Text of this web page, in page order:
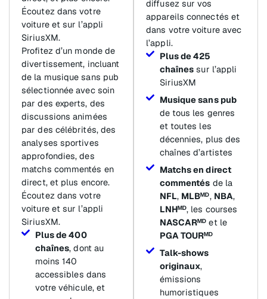
Écoutez dans votre
voiture et sur l’appli
SiriusXM.
Profitez d’un monde de
divertissement, incluant
de la musique sans pub
sélectionnée avec soin
par des experts, des
discussions animées
par des célébrités, des
analyses sportives
approfondies, des
matchs commentés en
direct, et plus encore.
Écoutez dans votre
voiture et sur l’appli
SiriusXM.
Plus de 400
chaînes, dont au
moins 140
accessibles dans
votre véhicule, et
diffusez sur vos
appareils connectés et
dans votre voiture avec
l’appli.
Plus de 425
chaînes sur l’appli
SiriusXM
Musique sans pub
de tous les genres
et toutes les
décennies, plus des
chaînes d’artistes
Matchs en direct
commentés de la
NFL, MLBᴹᴰ, NBA,
LNHᴹᴰ, les courses
NASCARᴹᴰ et le
PGA TOURᴹᴰ
Talk-shows
originaux,
émissions
humoristiques